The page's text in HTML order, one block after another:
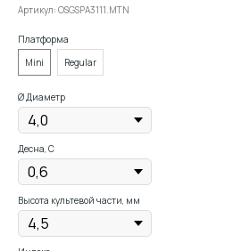
Артикул: OSGSPA3111.MTN
Платформа
Mini
Regular
Ø Диаметр
Десна, С
Высота культевой части, мм